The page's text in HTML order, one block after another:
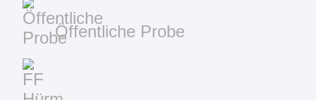
Öffentliche Probe